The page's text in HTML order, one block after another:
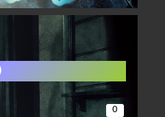
0